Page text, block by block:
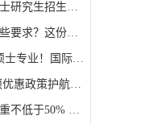
中华女子学院2026年硕士研究生招生考试硕士研究生招生考试复试笔试参考书目
2026年对调剂考生有哪些要求？这份调剂攻略请收好
温州肯恩大学新增2个硕士专业！国际视野+全球认可
3年计划培养260人 多项优惠政策护航——贵州启动工程硕博士培养改革试点
2026考研复试：初试权重不低于50% 面试为必要环节